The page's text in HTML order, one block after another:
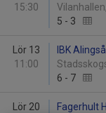
15:30
5 - 3
Lör 13
11:00
IBK
6 - 7
Lör 20
Fagerhult